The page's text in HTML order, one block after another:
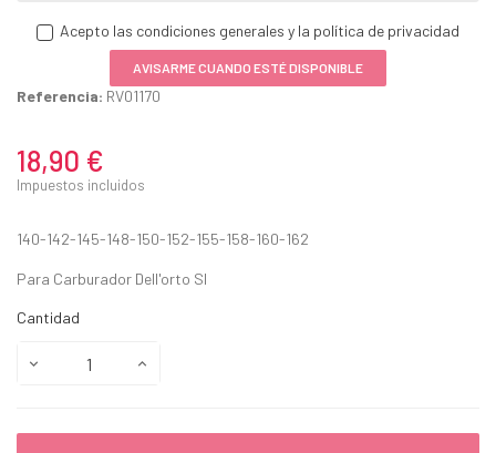
Acepto las condiciones generales y la política de privacidad
AVISARME CUANDO ESTÉ DISPONIBLE
Referencia: RV01170
18,90 €
Impuestos incluidos
140-142-145-148-150-152-155-158-160-162
Para Carburador Dell'orto SI
Cantidad